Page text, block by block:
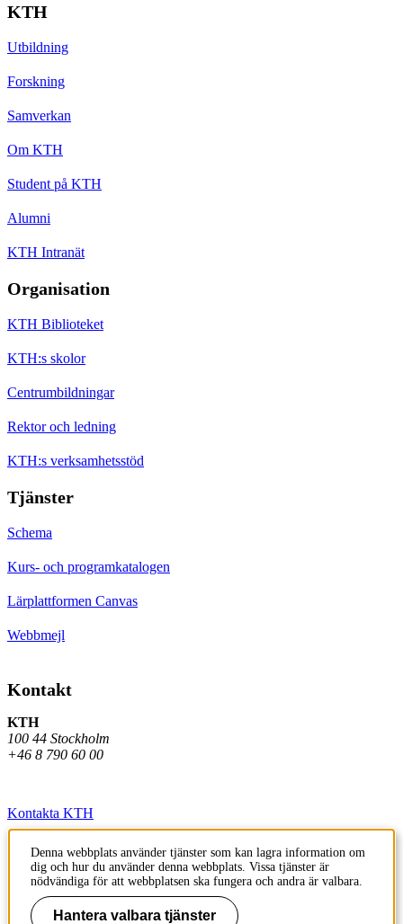
KTH
Utbildning
Forskning
Samverkan
Om KTH
Student på KTH
Alumni
KTH Intranät
Organisation
KTH Biblioteket
KTH:s skolor
Centrumbildningar
Rektor och ledning
KTH:s verksamhetsstöd
Tjänster
Schema
Kurs- och programkatalogen
Lärplattformen Canvas
Webbmejl
Kontakt
KTH
100 44 Stockholm
+46 8 790 60 00
Kontakta KTH
Jobba på KTH
Press och media
Faktura och betalning KTH
Denna webbplats använder tjänster som kan lagra information om
dig och hur du använder denna webbplats. Vissa tjänster är
nödvändiga för att webbplatsen ska fungera och andra är valbara.
Hantera valbara tjänster